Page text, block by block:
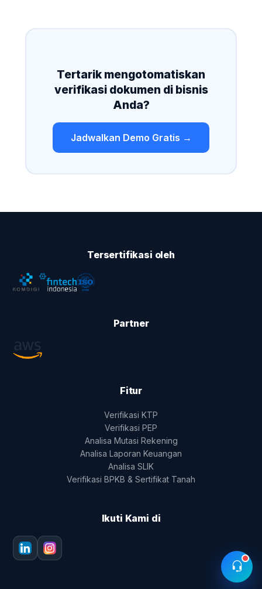
Tertarik mengotomatiskan
verifikasi dokumen di bisnis
Anda?
Jadwalkan Demo Gratis →
Tersertifikasi oleh
Partner
Fitur
Verifikasi KTP
Verifikasi PEP
Analisa Mutasi Rekening
Analisa Laporan Keuangan
Analisa SLIK
Verifikasi BPKB & Sertifikat Tanah
Ikuti Kami di
Hubungi Kami